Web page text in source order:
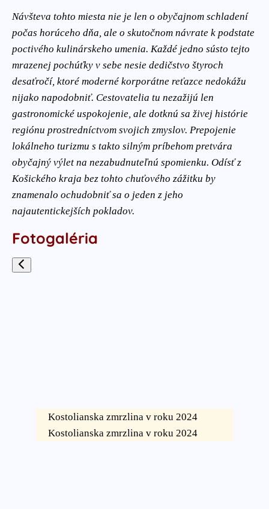
Návšteva tohto miesta nie je len o obyčajnom schladení
počas horúceho dňa, ale o skutočnom návrate k podstate
poctivého kulinárskeho umenia. Každé jedno sústo tejto
mrazenej pochúťky v sebe nesie dedičstvo štyroch
desaťročí, ktoré moderné korporátne reťazce nedokážu
nijako napodobniť. Cestovatelia tu nezažijú len
gastronomické uspokojenie, ale dotknú sa živej histórie
regiónu prostredníctvom svojich zmyslov. Prepojenie
lokálneho turizmu s takto silným príbehom pretvára
obyčajný výlet na nezabudnuteľnú spomienku. Odísť z
Košického kraja bez tohto chuťového zážitku by
znamenalo ochudobniť sa o jeden z jeho
najautentickejších pokladov.
Fotogaléria
Kostolianska zmrzlina v roku 2024
Kostolianska zmrzlina v roku 2024